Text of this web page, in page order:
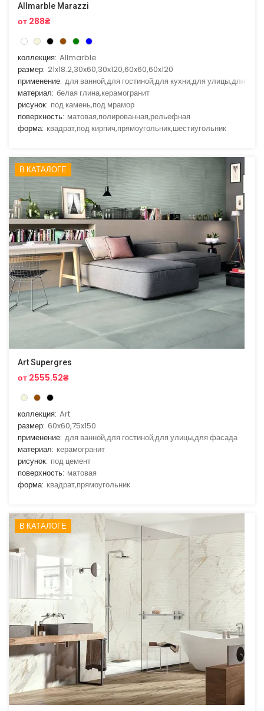
Allmarble Marazzi
от 288₴
коллекция: Allmarble
размер: 21x18.2,30x60,30x120,60x60,60x120
применение: для ванной,для гостиной,для кухни,для улицы,для
материал: белая глина,керамогранит
рисунок: под камень,под мрамор
поверхность: матовая,полированная,рельефная
форма: квадрат,под кирпич,прямоугольник,шестиугольник
В КАТАЛОГЕ
Art Supergres
от 2555.52₴
коллекция: Art
размер: 60x60,75x150
применение: для ванной,для гостиной,для улицы,для фасада
материал: керамогранит
рисунок: под цемент
поверхность: матовая
форма: квадрат,прямоугольник
В КАТАЛОГЕ